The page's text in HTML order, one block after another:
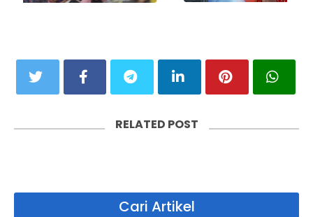
RELATED POST
Cari Artikel